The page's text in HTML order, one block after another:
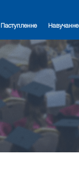
Паступленне Навучанне